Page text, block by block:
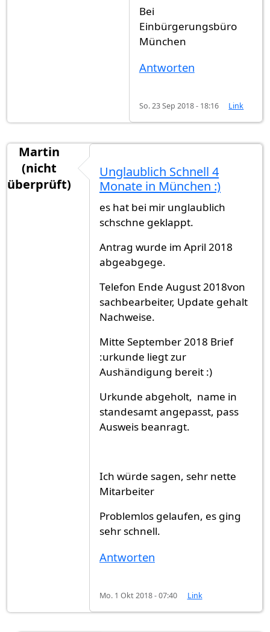
Bei
Einbürgerungsbüro
München
Antworten
So. 23 Sep 2018 - 18:16 Link
Martin
(nicht
überprüft)
Unglaublich Schnell 4
Monate in München :)
es hat bei mir unglaublich
schschne geklappt.
Antrag wurde im April 2018
abgeabgege.
Telefon Ende August 2018von
sachbearbeiter, Update gehalt
Nachweise.
Mitte September 2018 Brief
:urkunde liegt zur
Aushändigung bereit :)
Urkunde abgeholt, name in
standesamt angepasst, pass
Ausweis beanragt.
Ich würde sagen, sehr nette
Mitarbeiter
Problemlos gelaufen, es ging
sehr schnell.
Antworten
Mo. 1 Okt 2018 - 07:40 Link